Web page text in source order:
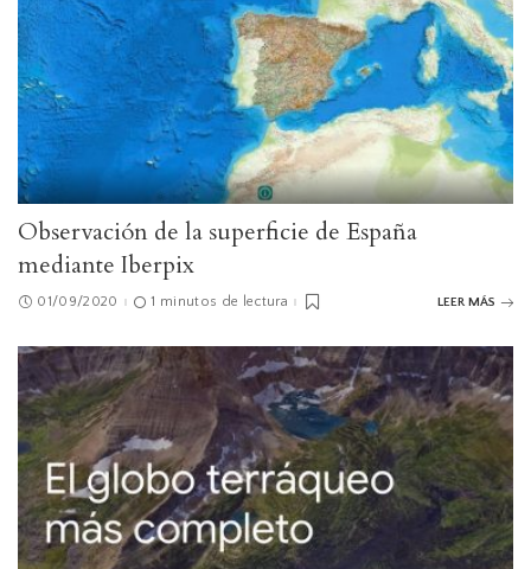
Observación de la superficie de España
mediante Iberpix
01/09/2020 1 minutos de lectura LEER MÁS